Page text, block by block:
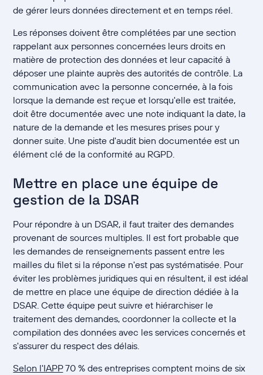
de gérer leurs données directement et en temps réel.
Les réponses doivent être complétées par une section
rappelant aux personnes concernées leurs droits en
matière de protection des données et leur capacité à
déposer une plainte auprès des autorités de contrôle. La
communication avec la personne concernée, à la fois
lorsque la demande est reçue et lorsqu'elle est traitée,
doit être documentée avec une note indiquant la date, la
nature de la demande et les mesures prises pour y
donner suite. Une piste d'audit bien documentée est un
élément clé de la conformité au RGPD.
Mettre en place une équipe de
gestion de la DSAR
Pour répondre à un DSAR, il faut traiter des demandes
provenant de sources multiples. Il est fort probable que
les demandes de renseignements passent entre les
mailles du filet si la réponse n'est pas systématisée. Pour
éviter les problèmes juridiques qui en résultent, il est idéal
de mettre en place une équipe de direction dédiée à la
DSAR. Cette équipe peut suivre et hiérarchiser le
traitement des demandes, coordonner la collecte et la
compilation des données avec les services concernés et
s'assurer du respect des délais.
Selon l'IAPP70 % des entreprises comptent moins de six